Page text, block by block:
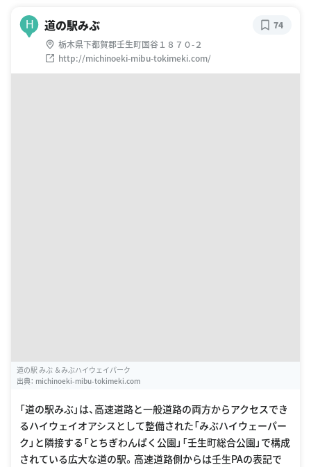
H 道の駅みぶ
栃木県下都賀郡壬生町国谷１８７０-２
http://michinoeki-mibu-tokimeki.com/
74
道の駅 みぶ ＆みぶハイウェイパーク
出典： michinoeki-mibu-tokimeki.com
「道の駅みぶ」は、高速道路と一般道路の両方からアクセスでき
るハイウェイオアシスとして整備された「みぶハイウェーパー
ク」と隣接する「とちぎわんぱく公園」「壬生町総合公園」で構成
されている広大な道の駅。高速道路側からは壬生PAの表記で